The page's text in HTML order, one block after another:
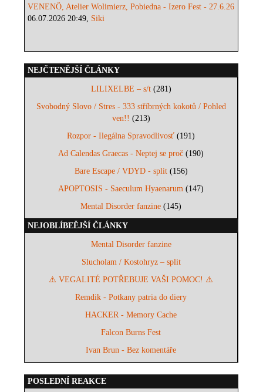
VENENÖ, Atelier Wolimierz, Pobiedna - Izero Fest - 27.6.26
06.07.2026 20:49, Siki
NEJČTENĚJŠÍ ČLÁNKY
LILIXELBE – s/t(281)
Svobodný Slovo / Stres - 333 stříbrných kokotů / Pohled
ven!! (213)
Rozpor - Ilegálna Spravodlivosť (191)
Ad Calendas Graecas - Neptej se proč (190)
Bare Escape / VDYD - split(156)
APOPTOSIS - Saeculum Hyaenarum (147)
Mental Disorder fanzine (145)
NEJOBLÍBEĚJŠÍ ČLÁNKY
Mental Disorder fanzine
Slucholam / Kostohryz – split
⚠️ VEGALITÉ POTŘEBUJE VAŠI POMOC! ⚠️
Remdik - Potkany patria do diery
HACKER - Memory Cache
Falcon Burns Fest
Ivan Brun - Bez komentáře
POSLEDNÍ REAKCE